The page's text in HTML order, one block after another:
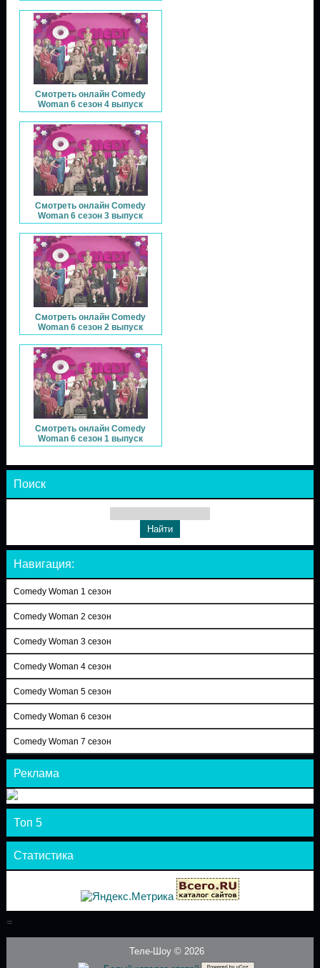
Смотреть онлайн Comedy
Woman 6 сезон 4 выпуск
Смотреть онлайн Comedy
Woman 6 сезон 3 выпуск
Смотреть онлайн Comedy
Woman 6 сезон 2 выпуск
Смотреть онлайн Comedy
Woman 6 сезон 1 выпуск
Поиск
Навигация:
Comedy Woman 1 сезон
Comedy Woman 2 сезон
Comedy Woman 3 сезон
Comedy Woman 4 сезон
Comedy Woman 5 сезон
Comedy Woman 6 сезон
Comedy Woman 7 сезон
Реклама
Топ 5
Статистика
=
Теле-Шоу © 2026